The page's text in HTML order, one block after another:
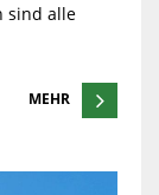
sind alle
MEHR